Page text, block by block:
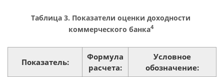
Таблица 3. Показатели оценки доходности
коммерческого банка4
Показатель:
Формула
расчета:
Условное
обозначение: